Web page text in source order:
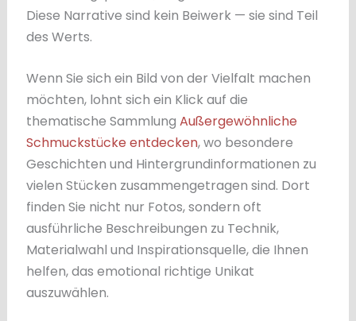
Diese Narrative sind kein Beiwerk — sie sind Teil
des Werts.
Wenn Sie sich ein Bild von der Vielfalt machen
möchten, lohnt sich ein Klick auf die
thematische Sammlung Außergewöhnliche
Schmuckstücke entdecken, wo besondere
Geschichten und Hintergrundinformationen zu
vielen Stücken zusammengetragen sind. Dort
finden Sie nicht nur Fotos, sondern oft
ausführliche Beschreibungen zu Technik,
Materialwahl und Inspirationsquelle, die Ihnen
helfen, das emotional richtige Unikat
auszuwählen.